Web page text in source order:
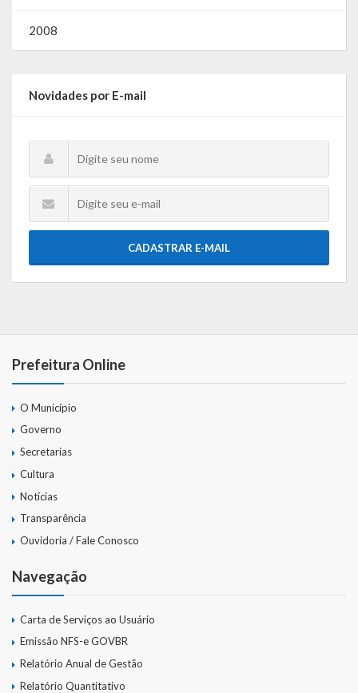
2008
Novidades por E-mail
CADASTRAR E-MAIL
Prefeitura Online
O Município
Governo
Secretarias
Cultura
Notícias
Transparência
Ouvidoria / Fale Conosco
Navegação
Carta de Serviços ao Usuário
Emissão NFS-e GOVBR
Relatório Anual de Gestão
Relatório Quantitativo